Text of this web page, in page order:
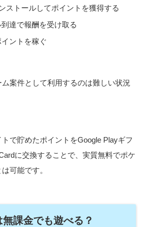
ストールしてポイントを獲得する
達で報酬を受け取る
ントを稼ぐ
案件として利用するのは難しい状況
で貯めたポイントをGoogle Playギフ
に交換することで、実質無料でポケ
可能です。
課金でも遊べる？